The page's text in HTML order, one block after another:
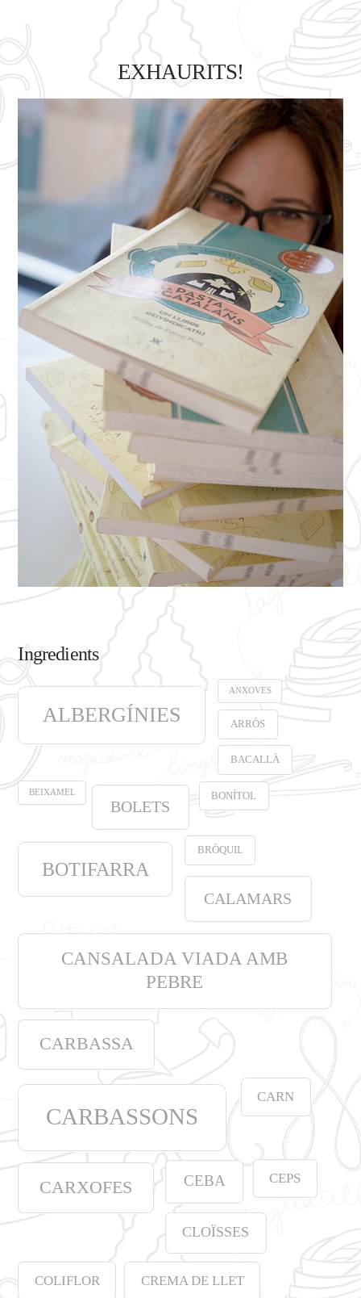
EXHAURITS!
Ingredients
ALBERGÍNIES
ANXOVES
ARRÒS
BACALLÀ
BEIXAMEL
BOLETS
BONÍTOL
BOTIFARRA
BRÒQUIL
CALAMARS
CANSALADA VIADA AMB
PEBRE
CARBASSA
CARBASSONS
CARN
CARXOFES CEBA CEPS
CLOÏSSES
COLIFLOR CREMA DE LLET